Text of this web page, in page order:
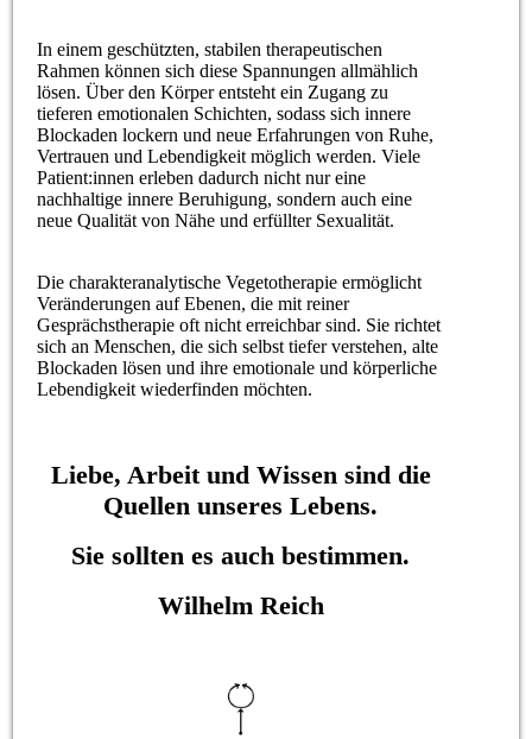
In einem geschützten, stabilen therapeutischen
Rahmen können sich diese Spannungen allmählich
lösen. Über den Körper entsteht ein Zugang zu
tieferen emotionalen Schichten, sodass sich innere
Blockaden lockern und neue Erfahrungen von Ruhe,
Vertrauen und Lebendigkeit möglich werden. Viele
Patient:innen erleben dadurch nicht nur eine
nachhaltige innere Beruhigung, sondern auch eine
neue Qualität von Nähe und erfüllter Sexualität.
Die charakteranalytische Vegetotherapie ermöglicht
Veränderungen auf Ebenen, die mit reiner
Gesprächstherapie oft nicht erreichbar sind. Sie richtet
sich an Menschen, die sich selbst tiefer verstehen, alte
Blockaden lösen und ihre emotionale und körperliche
Lebendigkeit wiederfinden möchten.
Liebe, Arbeit und Wissen sind die
Quellen unseres Lebens.
Sie sollten es auch bestimmen.
Wilhelm Reich